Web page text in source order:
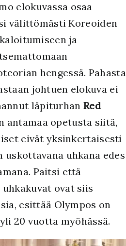
elokuvassa osaa
välittömästi Koreoiden
ja
hengessä. Pahasta
johtuen elokuva ei
läpiturhan Red
antamaa opetusta siitä,
eivät yksinkertaisesti
uhkana edes
Paitsi että
ovat siis
esittää Olympos on
20 vuotta myöhässä.